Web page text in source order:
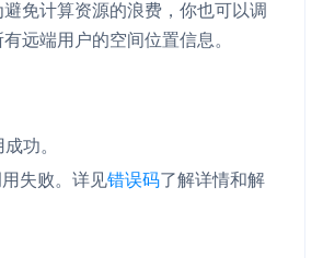
免计算资源的浪费，你也可以调
远端用户的空间位置信息。
功。
失败。 详见错误码了解详情和解